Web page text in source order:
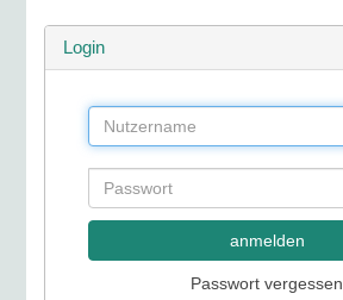
Login
anmelden
Passwort vergessen